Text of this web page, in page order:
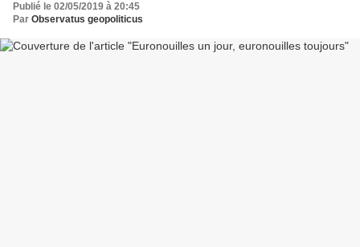
Publié le 02/05/2019 à 20:45
Par Observatus geopoliticus